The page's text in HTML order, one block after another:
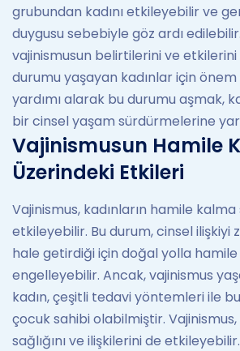
grubundan kadını etkileyebilir ve
duygusu sebebiyle göz ardı
vajinismusun belirtilerini ve
durumu yaşayan kadınlar için
yardımı alarak bu durumu aşmak,
bir cinsel yaşam sürdürmelerine
Vajinismusun Hamile
Üzerindeki Etkileri
Vajinismus, kadınların hamile
etkileyebilir. Bu durum, cinsel ilişkiyi
hale getirdiği için doğal yolla hamile
engelleyebilir. Ancak, vajinismus
kadın, çeşitli tedavi yöntemleri ile
çocuk sahibi olabilmiştir.
sağlığını ve ilişkilerini de